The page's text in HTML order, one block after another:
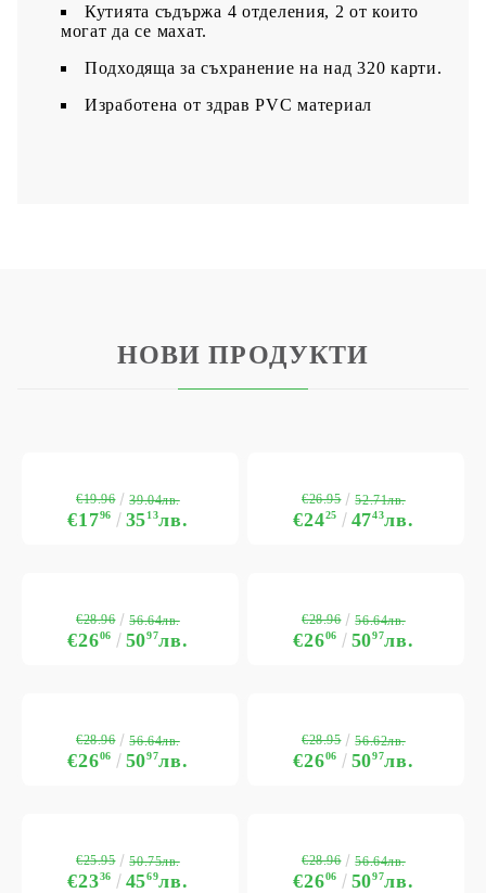
Кутията съдържа 4 отделения, 2 от които
могат да се махат.
Подходяща за съхранение на над 320 карти.
Изработена от здрав PVC материал
НОВИ ПРОДУКТИ
€1796 3513лв.
€19.96 39.04лв.
€2425 4743лв.
€26.95 52.71лв.
€2606 5097лв.
€28.96 56.64лв.
€2606 5097лв.
€28.96 56.64лв.
€2606 5097лв.
€28.96 56.64лв.
€2606 5097лв.
€28.95 56.62лв.
€2336 4569лв.
€25.95 50.75лв.
€2606 5097лв.
€28.96 56.64лв.